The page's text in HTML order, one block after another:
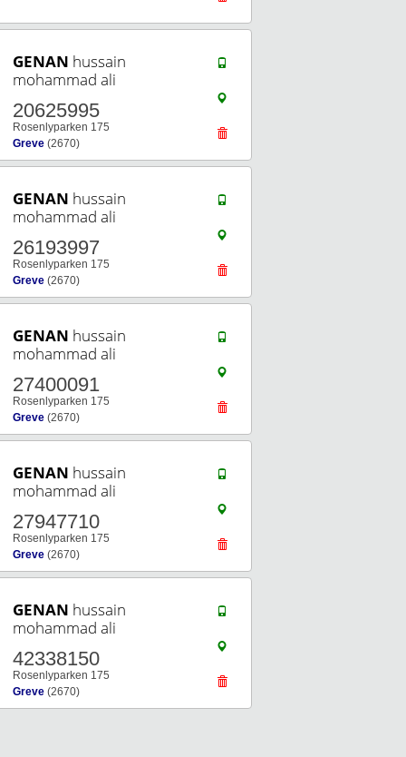
GENAN hussain
mohammad ali
20625995
Rosenlyparken 175
Greve (2670)
GENAN hussain
mohammad ali
26193997
Rosenlyparken 175
Greve (2670)
GENAN hussain
mohammad ali
27400091
Rosenlyparken 175
Greve (2670)
GENAN hussain
mohammad ali
27947710
Rosenlyparken 175
Greve (2670)
GENAN hussain
mohammad ali
42338150
Rosenlyparken 175
Greve (2670)